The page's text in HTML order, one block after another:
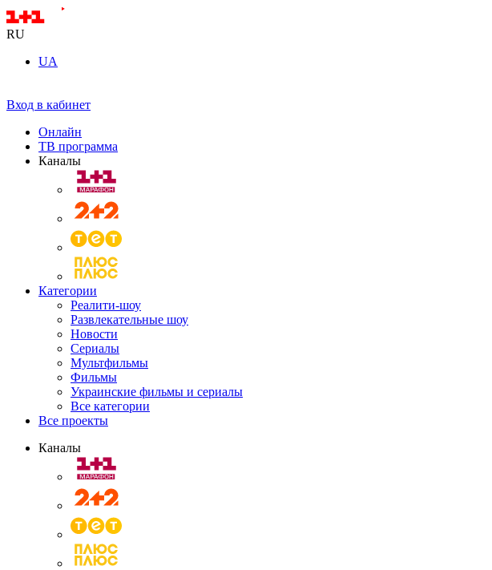
RU
UA
Вход в кабинет
Онлайн
ТВ программа
Каналы
Категории
Реалити-шоу
Развлекательные шоу
Новости
Сериалы
Мультфильмы
Фильмы
Украинские фильмы и сериалы
Все категории
Все проекты
Каналы